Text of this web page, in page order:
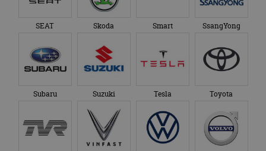
SEAT Skoda Smart SsangYong
Subaru Suzuki Tesla Toyota